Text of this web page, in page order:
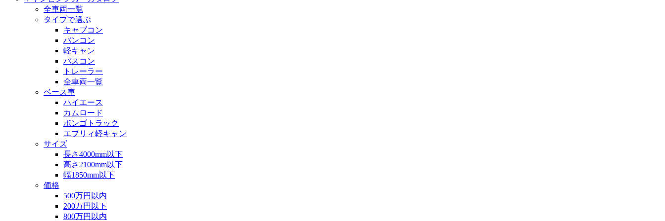
全車両一覧
タイプで選ぶ
キャブコン
バンコン
軽キャン
バスコン
トレーラー
全車両一覧
ベース車
ハイエース
カムロード
ボンゴトラック
エブリィ軽キャン
サイズ
長さ4000mm以下
高さ2100mm以下
幅1850mm以下
価格
500万円以内
200万円以下
800万円以内